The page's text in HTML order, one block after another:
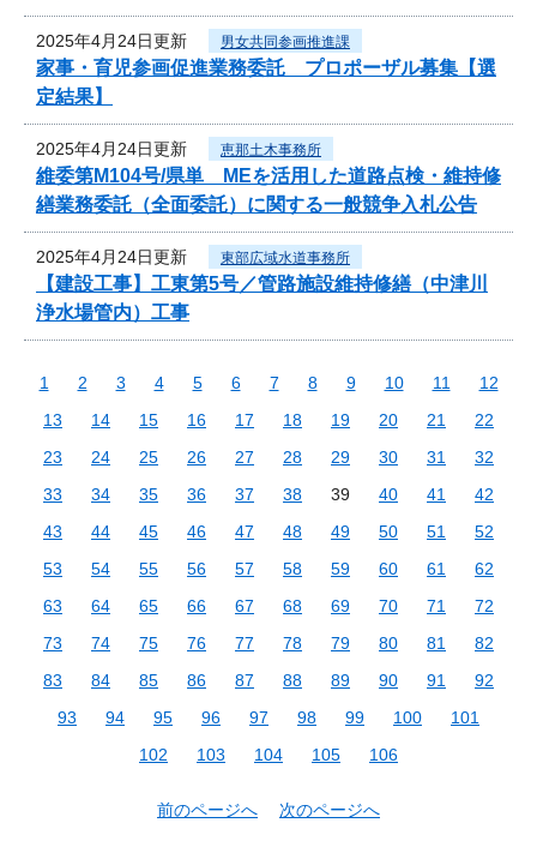
2025年4月24日更新 男女共同参画推進課
家事・育児参画促進業務委託 プロポーザル募集【選
定結果】
2025年4月24日更新 恵那土木事務所
維委第M104号/県単 MEを活用した道路点検・維持修
繕業務委託（全面委託）に関する一般競争入札公告
2025年4月24日更新 東部広域水道事務所
【建設工事】工東第5号／管路施設維持修繕（中津川
浄水場管内）工事
1 2 3 4 5 6 7 8 9 10 11
12
13
14 15 16 17 18 19 20 21
22
23
24 25 26 27 28 29 30 31
32
33
34 35 36 37 38 39 40 41
42
43
44 45 46 47 48 49 50 51
52
53
54 55 56 57 58 59 60 61
62
63
64 65 66 67 68 69 70 71
72
73
74 75 76 77 78 79 80 81
82
83
84 85 86 87 88 89 90 91
92
93
94 95 96 97 98 99 100
101
102
103 104 105 106
前のページへ 次のページへ